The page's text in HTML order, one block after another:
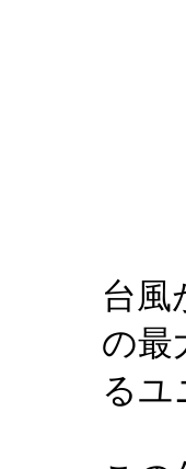
台風
の最
るユ